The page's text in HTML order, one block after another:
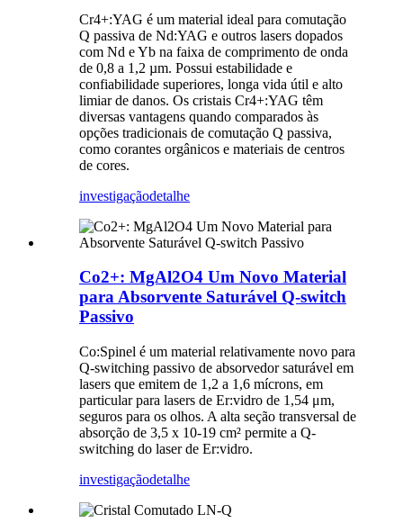
Cr4+:YAG é um material ideal para comutação
Q passiva de Nd:YAG e outros lasers dopados
com Nd e Yb na faixa de comprimento de onda
de 0,8 a 1,2 µm. Possui estabilidade e
confiabilidade superiores, longa vida útil e alto
limiar de danos. Os cristais Cr4+:YAG têm
diversas vantagens quando comparados às
opções tradicionais de comutação Q passiva,
como corantes orgânicos e materiais de centros
de cores.
investigaçãodetalhe
Co2+: MgAl2O4 Um Novo Material
para Absorvente Saturável Q-switch
Passivo
Co:Spinel é um material relativamente novo para
Q-switching passivo de absorvedor saturável em
lasers que emitem de 1,2 a 1,6 mícrons, em
particular para lasers de Er:vidro de 1,54 μm,
seguros para os olhos. A alta seção transversal de
absorção de 3,5 x 10-19 cm² permite a Q-
switching do laser de Er:vidro.
investigaçãodetalhe